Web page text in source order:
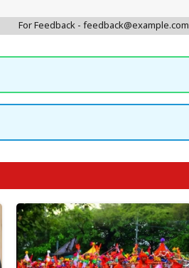
For Feedback - feedback@example.com